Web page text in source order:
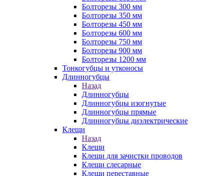
Болторезы 300 мм
Болторезы 350 мм
Болторезы 450 мм
Болторезы 600 мм
Болторезы 750 мм
Болторезы 900 мм
Болторезы 1200 мм
Тонкогубцы и утконосы
Длинногубцы
Назад
Длинногубцы
Длинногубцы изогнутые
Длинногубцы прямые
Длинногубцы диэлектрические
Клещи
Назад
Клещи
Клещи для зачистки проводов
Клещи слесарные
Клещи переставные